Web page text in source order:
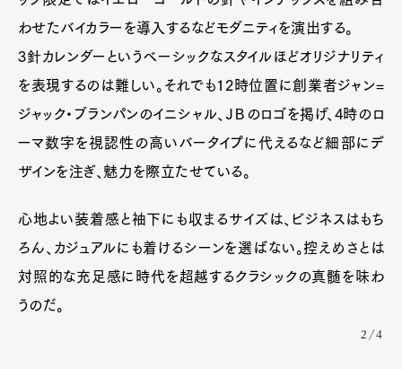
わせたバイカラーを導入するなどモダニティを演出する。
3針カレンダーというベーシックなスタイルほどオリジナリティ
を表現するのは難しい。それでも12時位置に創業者ジャン=
ジャック・ブランパンのイニシャル、ＪＢのロゴを掲げ、4時のロ
ーマ数字を視認性の高いバータイプに代えるなど細部にデ
ザインを注ぎ、魅力を際立たせている。
心地よい装着感と袖下にも収まるサイズは、ビジネスはもち
ろん、カジュアルにも着けるシーンを選ばない。控えめさとは
対照的な充足感に時代を超越するクラシックの真髄を味わ
うのだ。
2/4